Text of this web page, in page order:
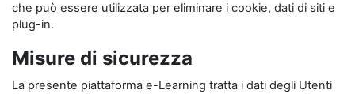
che può essere utilizzata per eliminare i cookie, dati di siti e
plug-in.
Misure di sicurezza
La presente piattaforma e-Learning tratta i dati degli Utenti